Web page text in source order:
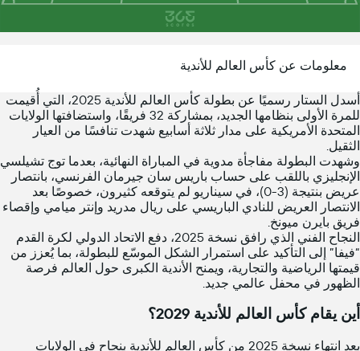
معلومات عن كأس العالم للأندية
أسدل الستار رسميًا عن بطولة كأس العالم للأندية 2025، التي أُقيمت
للمرة الأولى بنظامها الجديد، بمشاركة 32 فريقًا، واستضافتها الولايات
المتحدة الأمريكية على مدار ثلاثة أسابيع شهدت تنافسًا من العيار
الثقيل.
وشهدت البطولة مفاجأة مدوية في المباراة النهائية، بعدما توج تشيلسي
الإنجليزي باللقب على حساب باريس سان جيرمان الفرنسي، بانتصار
عريض بنتيجة (3-0)، في سيناريو لم يتوقعه كثيرون، خصوصًا بعد
الانتصار العريض للنادي الباريسي على ريال مدريد وإنتر ميامي وإقصاء
فريق بايرن ميونخ.
النجاح الفني الذي رافق نسخة 2025، دفع الاتحاد الدولي لكرة القدم
“فيفا” إلى التأكيد على استمرار الشكل الموسّع للبطولة، بما يُعزز من
قيمتها الرياضية والتجارية، ويمنح الأندية الكبرى حول العالم فرصة
الظهور في محفل عالمي جديد.
أين يقام كأس العالم للأندية 2029؟
بعد انتهاء نسخة 2025 من كأس العالم للأندية بنجاح في الولايات